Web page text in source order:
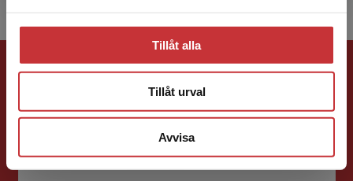
Tillåt alla
Tillåt urval
Avvisa
Förlagskontakt